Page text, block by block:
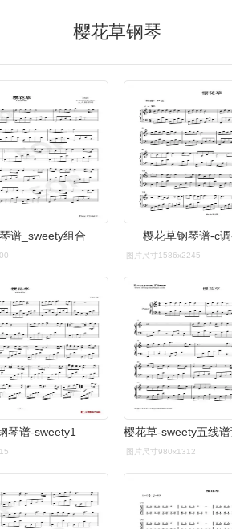
樱花草钢琴
谱_sweety组合 樱花草钢琴谱-c
图片尺寸1586x2245
琴谱-sweety1
图片尺寸980x1312